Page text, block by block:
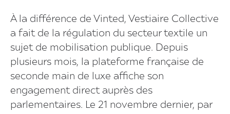
À la différence de Vinted, Vestiaire Collective
a fait de la régulation du secteur textile un
sujet de mobilisation publique. Depuis
plusieurs mois, la plateforme française de
seconde main de luxe affiche son
engagement direct auprès des
parlementaires. Le 21 novembre dernier, par